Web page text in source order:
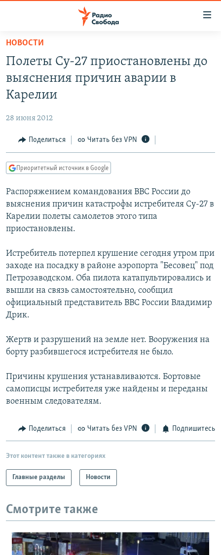
упрощенного
доступа
основному
Вернутся
Вернутся
поиску
АВТОРСКИЕ ПРОЕКТЫ
МНЕНИЯ
КУЛЬТУРА
КАВКАЗ.РЕАЛИИ
СЕВЕР.РЕАЛИИ
СИБИРЬ.РЕАЛИИ
РАСПИСАНИЕ ВЕЩАНИЯ
ПОДПИШИТЕСЬ НА РАССЫЛКУ
СОЦИАЛЬНЫЕ СЕТИ
Все сайты РСЕ/РС
НОВОСТИ
Полеты Су-27 приостановлены до
выяснения причин аварии в
Карелии
28 июня 2012
Поделиться Читать без VPN
Приоритетный источник в Google
Распоряжением командования ВВС России до
выяснения причин катастрофы истребителя Су-27 в
Карелии полеты самолетов этого типа
приостановлены.
Истребитель потерпел крушение сегодня утром при
заходе на посадку в районе аэропорта "Бесовец" под
Петрозаводском. Оба пилота катапультировались и
вышли на связь самостоятельно, сообщил
официальный представитель ВВС России Владимир
Дрик.
Жертв и разрушений на земле нет. Вооружения на
борту разбившегося истребителя не было.
Причины крушения устанавливаются. Бортовые
самописцы истребителя уже найдены и переданы
военным следователям.
Поделиться Читать без VPN Подпишитесь
Этот контент также в категориях
Главные разделы Новости
Смотрите также